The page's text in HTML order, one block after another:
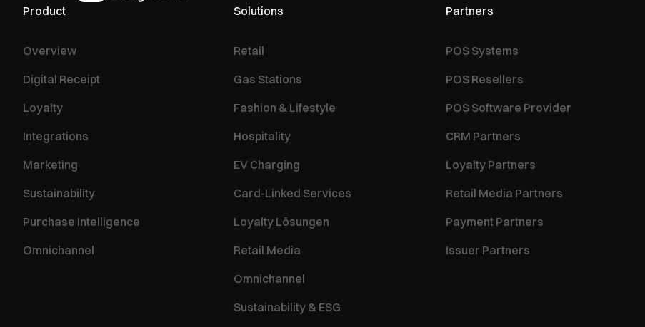
Product
Overview
Digital Receipt
Loyalty
Integrations
Marketing
Sustainability
Purchase Intelligence
Omnichannel
Solutions
Retail
Gas Stations
Fashion & Lifestyle
Hospitality
EV Charging
Card-Linked Services
Loyalty Lösungen
Retail Media
Omnichannel
Sustainability & ESG
Partners
POS Systems
POS Resellers
POS Software Provider
CRM Partners
Loyalty Partners
Retail Media Partners
Payment Partners
Issuer Partners